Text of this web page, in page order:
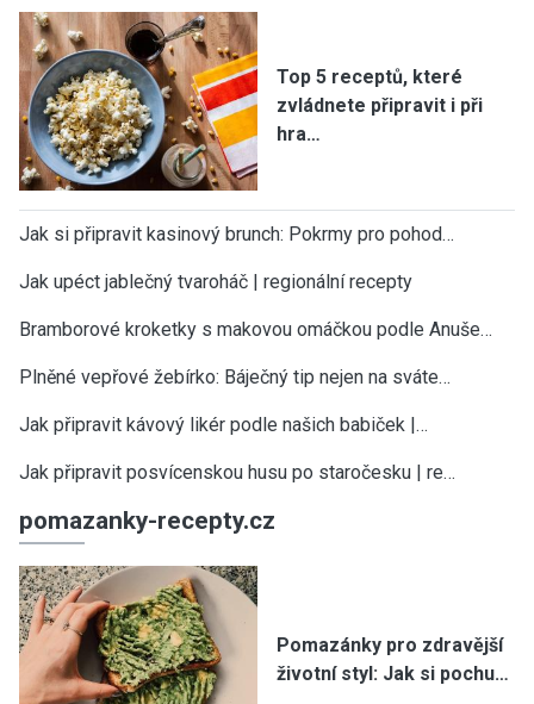
Top 5 receptů, které
zvládnete připravit i při
hra…
Jak si připravit kasinový brunch: Pokrmy pro pohod…
Jak upéct jablečný tvaroháč | regionální recepty
Bramborové kroketky s makovou omáčkou podle Anuše…
Plněné vepřové žebírko: Báječný tip nejen na sváte…
Jak připravit kávový likér podle našich babiček |…
Jak připravit posvícenskou husu po staročesku | re…
pomazanky-recepty.cz
Pomazánky pro zdravější
životní styl: Jak si pochu…